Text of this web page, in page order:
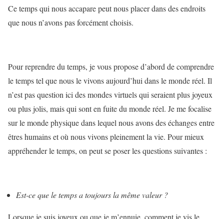
Ce temps qui nous accapare peut nous placer dans des endroits
que nous n’avons pas forcément choisis.
Pour reprendre du temps, je vous propose d’abord de comprendre
le temps tel que nous le vivons aujourd’hui dans le monde réel. Il
n’est pas question ici des mondes virtuels qui seraient plus joyeux
ou plus jolis, mais qui sont en fuite du monde réel. Je me focalise
sur le monde physique dans lequel nous avons des échanges entre
êtres humains et où nous vivons pleinement la vie. Pour mieux
appréhender le temps, on peut se poser les questions suivantes :
Est-ce que le temps a toujours la même valeur ?
Lorsque je suis joyeux ou que je m’ennuie, comment je vis le